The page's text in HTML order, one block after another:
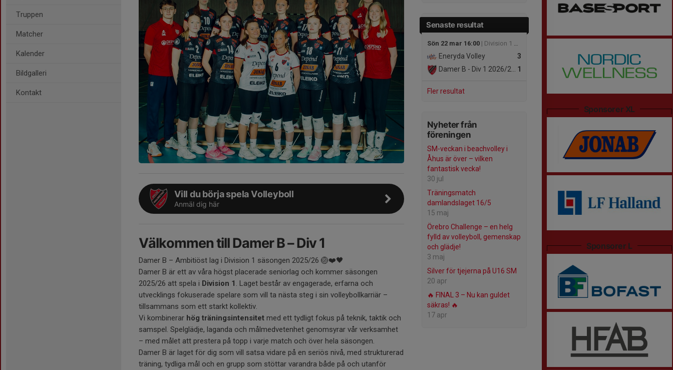
Truppen
Matcher
Kalender
Bildgalleri
Kontakt
Senaste resultat
Sön 22 mar 16:00 | Division 1 Damer 2025/26 - Division 1 Södra Damer
3
Eneryda Volley
1
Damer B - Div 1 2026/27 Damer B
Fler resultat
Nyheter från
föreningen
SM-veckan i beachvolley i
Åhus är över – vilken
fantastisk vecka!
30 jul
Träningsmatch
damlandslaget 16/5
15 maj
Örebro Challenge – en helg
fylld av volleyboll, gemenskap
och glädje!
3 maj
Silver för tjejerna på U16 SM
20 apr
🔥 FINAL 3 – Nu kan guldet
säkras! 🔥
17 apr
Vill du börja spela Volleyboll
Anmäl dig här
Välkommen till Damer B – Div 1
Damer B – Ambitiöst lag i Division 1 säsongen 2025/26 🏐❤️🖤
Damer B är ett av våra högst placerade seniorlag och kommer säsongen
2025/26 att spela i Division 1 . Laget består av engagerade, erfarna och
utvecklings fokuserade spelare som vill ta nästa steg i sin volleybollkarriär –
tillsammans som ett starkt kollektiv.
Vi kombinerar hög träningsintensitet med ett tydligt fokus på teknik, taktik och
samspel. Spelglädje, laganda och målmedvetenhet genomsyrar vår verksamhet
– med målet att prestera på topp i varje match och över hela säsongen.
Damer B är laget för dig som vill satsa vidare på en seriös nivå, med strukturerad
träning, tydliga mål och en grupp som stöttar varandra både på och utanför
Sponsorer XL
Sponsorer L